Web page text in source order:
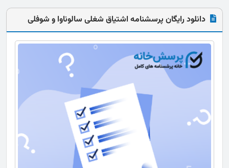
دانلود رایگان پرسشنامه اشتیاق شغلی سالوناوا و شوفلی